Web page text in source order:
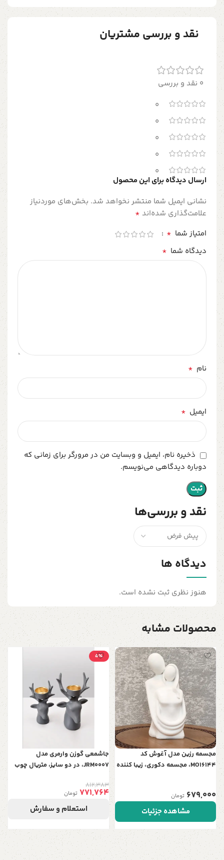
نقد و بررسی مشتریان
0 نقد و بررسی
0
0
0
0
0
نقد و بررسی‌ها
دیدگاه ها
هنوز نظری ثبت نشده است.
ارسال دیدگاه برای این محصول
نشانی ایمیل شما منتشر نخواهد شد. بخش‌های موردنیاز
علامت‌گذاری شده‌اند *
امتیاز شما *
دیدگاه شما *
نام *
ایمیل *
ذخیره نام، ایمیل و وبسایت من در مرورگر برای زمانی که
دوباره دیدگاهی می‌نویسم.
محصولات مشابه
مجسمه رزین مدل آغوش کد
MO16144، مجسمه دکوری، زیبا کننده
679,000 تومان
مشاهده جزئیات
5٪
جاشمعی گوزن وارمری مدل
JRM0007، در دو سایز، متریال چوب
تزیینی حتی بدون شمع، رنگ طوسی
812,383
771,764 تومان
استعلام و سفارش